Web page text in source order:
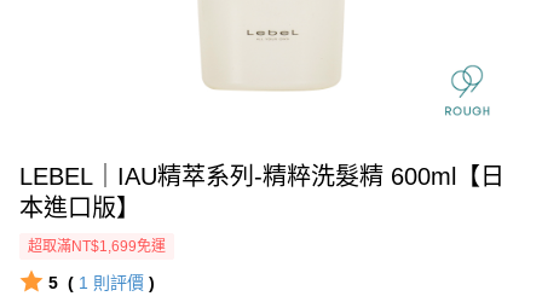
LEBEL｜IAU精萃系列-精粹洗髮精 600ml【日
本進口版】
超取滿NT$1,699免運
5 ( 1 則評價 )